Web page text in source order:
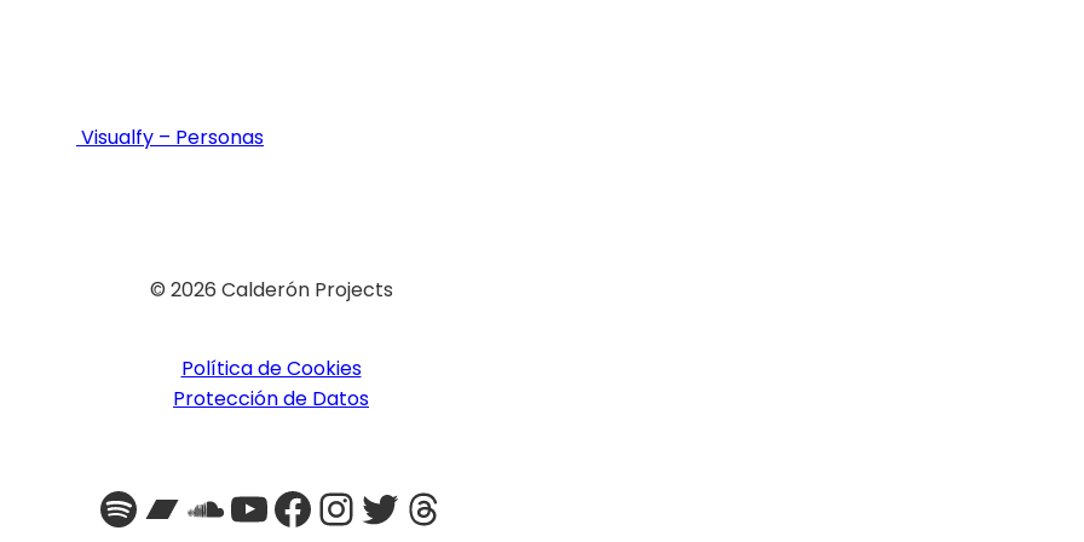
Visualfy – Personas
© 2026 Calderón Projects
Política de Cookies
Protección de Datos
Spotify
Bandcamp
SoundCloud
YouTube
Facebook
Instagram
Twitter
Threads